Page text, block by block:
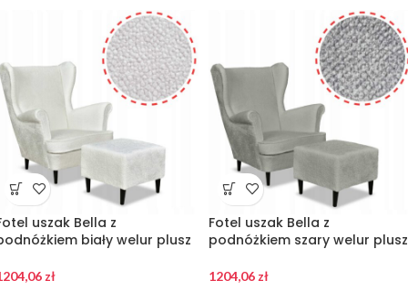
uszak Bella z
biały welur plusz
zł
Fotel uszak Bella z
podnóżkiem szary welur plusz
1204,06 zł